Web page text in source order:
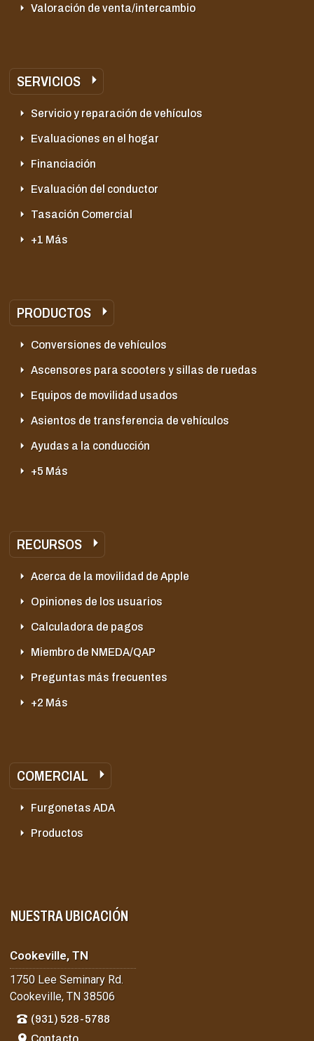
Valoración de venta/intercambio
SERVICIOS
Servicio y reparación de vehículos
Evaluaciones en el hogar
Financiación
Evaluación del conductor
Tasación Comercial
+1 Más
PRODUCTOS
Conversiones de vehículos
Ascensores para scooters y sillas de ruedas
Equipos de movilidad usados
Asientos de transferencia de vehículos
Ayudas a la conducción
+5 Más
RECURSOS
Acerca de la movilidad de Apple
Opiniones de los usuarios
Calculadora de pagos
Miembro de NMEDA/QAP
Preguntas más frecuentes
+2 Más
COMERCIAL
Furgonetas ADA
Productos
NUESTRA UBICACIÓN
Cookeville, TN
1750 Lee Seminary Rd.
Cookeville, TN 38506
(931) 528-5788